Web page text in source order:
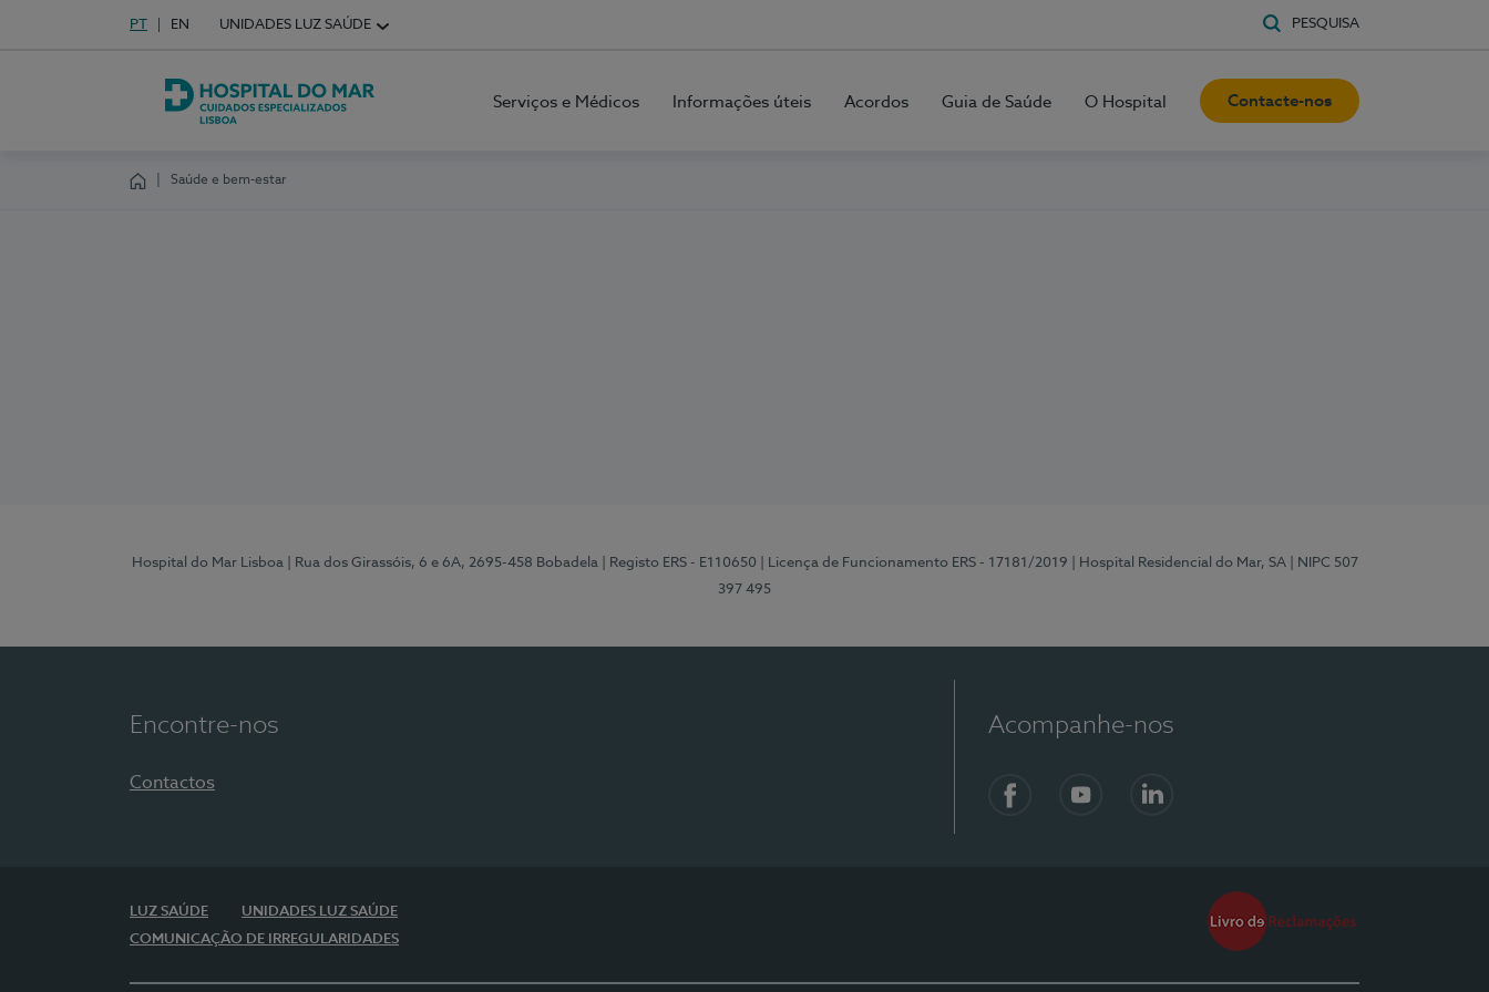
Escolha o seu idioma
Idioma em Português
PT English Language
EN UNIDADES LUZ SAÚDE PESQUISA
Hospital do Mar Lisboa
Serviços e Médicos Informações úteis Acordos Guia de Saúde O Hospital Contacte-nos
Saúde e bem-estar
Hospital do Mar Lisboa | Rua dos Girassóis, 6 e 6A, 2695-458 Bobadela | Registo ERS - E110650 | Licença de Funcionamento ERS - 17181/2019 | Hospital Residencial do Mar, SA
| NIPC 507
397 495
Encontre-nos
Contactos
Acompanhe-nos
LUZ SAÚDE
UNIDADES LUZ SAÚDE
COMUNICAÇÃO DE IRREGULARIDADES